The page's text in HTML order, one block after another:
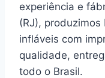
experiência e
(RJ),
infláveis com
qualidade,
todo o Brasil.